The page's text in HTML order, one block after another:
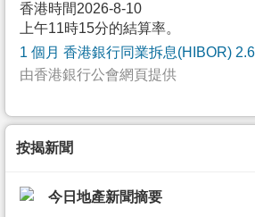
香港時間2026-8-10
上午11時15分的結算率。
1 個月 香港銀行同業拆息(HIBOR)
由香港銀行公會網頁提供
按揭新聞
今日地產新聞摘要